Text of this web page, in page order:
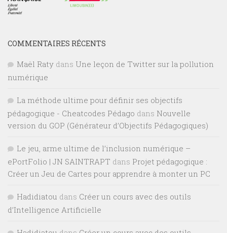
COMMENTAIRES RÉCENTS
Maël Raty dans Une leçon de Twitter sur la pollution
numérique
La méthode ultime pour définir ses objectifs
pédagogique - Cheatcodes Pédago dans Nouvelle
version du GOP (Générateur d’Objectifs Pédagogiques)
Le jeu, arme ultime de l’inclusion numérique –
ePortFolio | JN SAINTRAPT dans Projet pédagogique :
Créer un Jeu de Cartes pour apprendre à monter un PC
Hadidiatou dans Créer un cours avec des outils
d’Intelligence Artificielle